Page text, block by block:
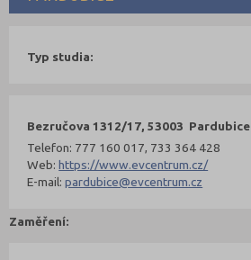
Bezručova 1312/17, 53003 Pardubice
Telefon: 777 160 017, 733 364 428
Web:https://www.evcentrum.cz/
E-mail:pardubice@evcentrum.cz
Zaměření:
Typ studia: